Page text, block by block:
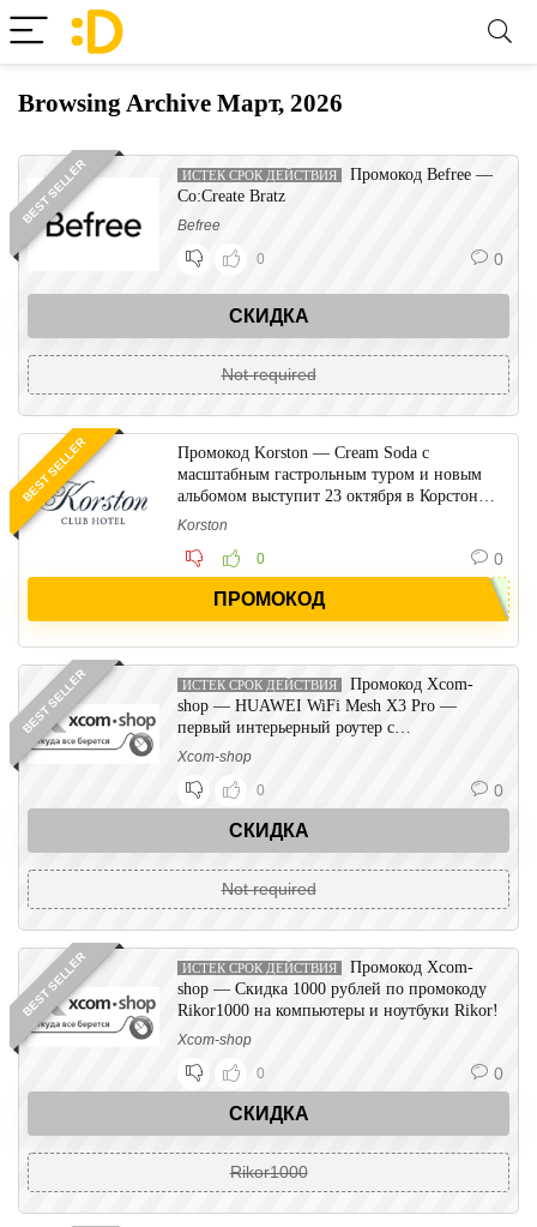
Browsing Archive Март, 2026
BEST SELLER ИСТЕК СРОК ДЕЙСТВИЯ
Промокод Befree —
Co:Create Bratz
Befree
0
0
СКИДКА
Not required
BEST SELLER
Промокод Korston — Cream Soda с
масштабным гастрольным туром и новым
альбомом выступит 23 октября в Корстон
Казань!
Korston
0
0
ПРОМОКОД
BEST SELLER ИСТЕК СРОК ДЕЙСТВИЯ
Промокод Xcom-
shop — HUAWEI WiFi Mesh X3 Pro —
первый интерьерный роутер с
революционным дизайном уже на сайте!
Xcom-shop
0
0
СКИДКА
Not required
BEST SELLER ИСТЕК СРОК ДЕЙСТВИЯ
Промокод Xcom-
shop — Скидка 1000 рублей по промокоду
Rikor1000 на компьютеры и ноутбуки Rikor!
Xcom-shop
0
0
СКИДКА
Rikor1000